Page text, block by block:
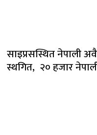
साइप्रसस्थित नेपाली
स्थगित, २० हजार